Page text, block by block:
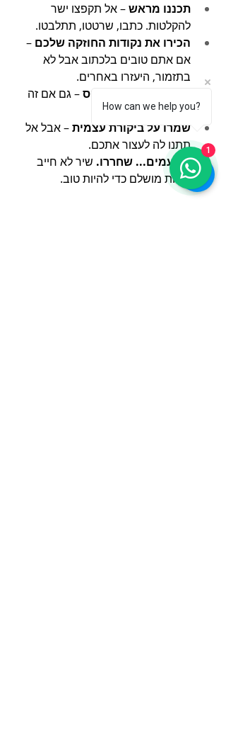
תכננו מראש – אל תקפצו ישר
להקלטות. כתבו, שרטטו, תתלבטו.
הכירו את נקודות החוזקה שלכם –
אם אתם טובים בלכתוב אבל לא
בתזמור, היעזרו באחרים.
השקיעו בשלב המיקס – גם אם זה
דורש עזרה חיצונית.
שמרו על ביקורת עצמית – אבל אל
תתנו לה לעצור אתכם.
ולפעמים... שחררו. שיר לא חייב
להיות מושלם כדי להיות טוב.
How can we help you?
1